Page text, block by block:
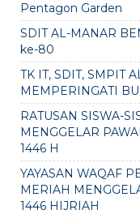
Pentagon Garden
SDIT AL-MANAR
ke-80
TK IT, SDIT, SMPIT
MEMPERINGATI
RATUSAN SISWA-
MENGGELAR
1446 H
YAYASAN WAQAF
MERIAH
1446 HIJRIAH